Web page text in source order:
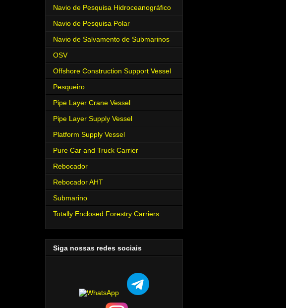
Navio de Pesquisa Hidroceanográfico
Navio de Pesquisa Polar
Navio de Salvamento de Submarinos
OSV
Offshore Construction Support Vessel
Pesqueiro
Pipe Layer Crane Vessel
Pipe Layer Supply Vessel
Platform Supply Vessel
Pure Car and Truck Carrier
Rebocador
Rebocador AHT
Submarino
Totally Enclosed Forestry Carriers
Siga nossas redes sociais